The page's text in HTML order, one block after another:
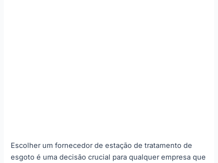
Escolher um fornecedor de estação de tratamento de
esgoto é uma decisão crucial para qualquer empresa que